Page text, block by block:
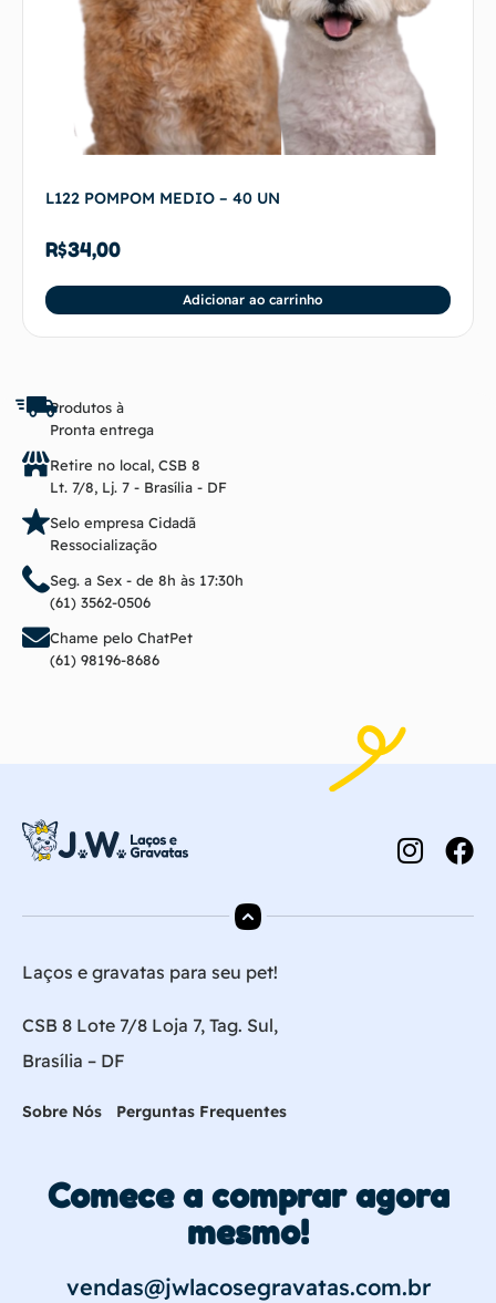
L122 POMPOM MEDIO – 40 UN
R$34,00
Adicionar ao carrinho
Produtos à
Pronta entrega
Retire no local, CSB 8
Lt. 7/8, Lj. 7 - Brasília - DF
Selo empresa Cidadã
Ressocialização
Seg. a Sex - de 8h às 17:30h
(61) 3562-0506
Chame pelo ChatPet
(61) 98196-8686
Laços e gravatas para seu pet!
CSB 8 Lote 7/8 Loja 7, Tag. Sul,
Brasília – DF
Sobre Nós Perguntas Frequentes
Comece a comprar agora
mesmo!
vendas@jwlacosegravatas.com.br